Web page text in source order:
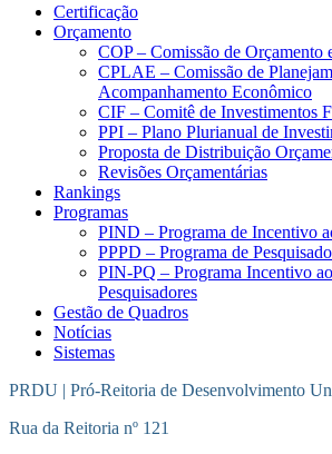
Certificação
Orçamento
COP – Comissão de Orçamento
CPLAE – Comissão de
Acompanhamento Econômico
CIF – Comitê de Investimentos
PPI – Plano Plurianual de
Proposta de Distribuição
Revisões Orçamentárias
Rankings
Programas
PIND – Programa de Incentivo
PPPD – Programa de
PIN-PQ – Programa Incentivo
Pesquisadores
Gestão de Quadros
Notícias
Sistemas
PRDU | Pró-Reitoria de Desenvolvimento
Rua da Reitoria nº 121